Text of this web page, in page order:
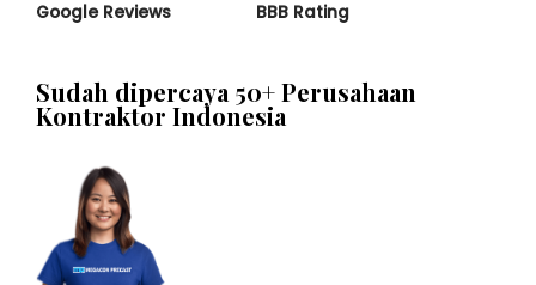
Google Reviews
BBB Rating
Sudah dipercaya 50+ Perusahaan
Kontraktor Indonesia